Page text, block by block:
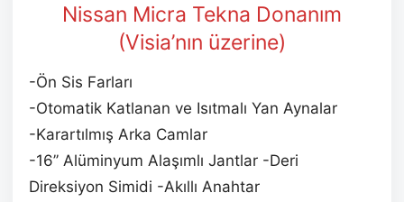
Nissan Micra Tekna Donanım
(Visia’nın üzerine)
-Ön Sis Farları
-Otomatik Katlanan ve Isıtmalı Yan Aynalar
-Karartılmış Arka Camlar
-16’’ Alüminyum Alaşımlı Jantlar -Deri
Direksiyon Simidi -Akıllı Anahtar